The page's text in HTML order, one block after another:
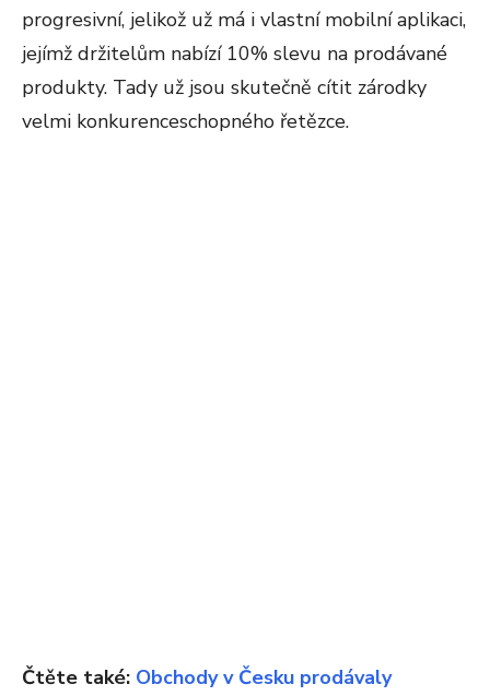
progresivní, jelikož už má i vlastní mobilní aplikaci,
jejímž držitelům nabízí 10% slevu na prodávané
produkty. Tady už jsou skutečně cítit zárodky
velmi konkurenceschopného řetězce.
Čtěte také: Obchody v Česku prodávaly